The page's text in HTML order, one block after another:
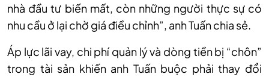
nhà đầu tư biến mất, còn những người thực sự có
nhu cầu ở lại chờ giá điều chỉnh”, anh Tuấn chia sẻ.
Áp lực lãi vay, chi phí quản lý và dòng tiền bị “chôn”
trong tài sản khiến anh Tuấn buộc phải thay đổi